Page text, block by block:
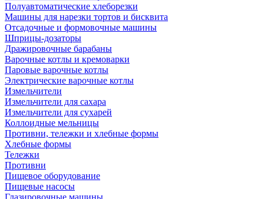
Полуавтоматические хлеборезки
Машины для нарезки тортов и бисквита
Отсадочные и формовочные машины
Шприцы-дозаторы
Дражировочные барабаны
Варочные котлы и кремоварки
Паровые варочные котлы
Электрические варочные котлы
Измельчители
Измельчители для сахара
Измельчители для сухарей
Коллоидные мельницы
Противни, тележки и хлебные формы
Хлебные формы
Тележки
Противни
Пищевое оборудование
Пищевые насосы
Глазировочные машины